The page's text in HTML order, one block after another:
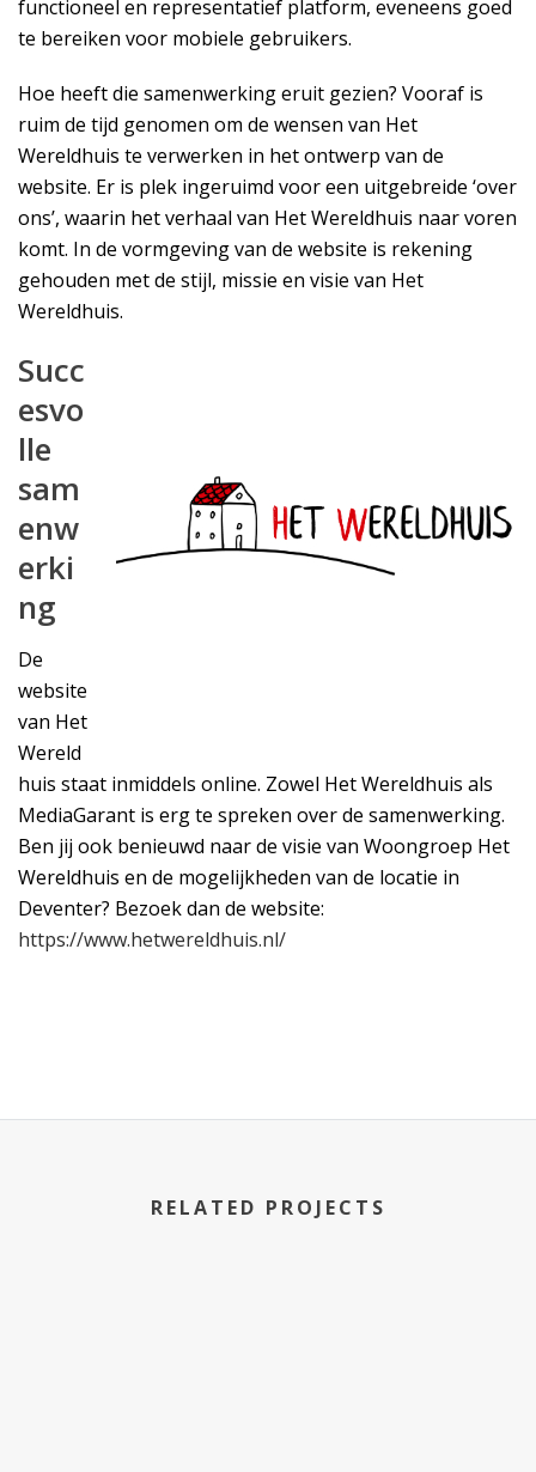
functioneel en representatief platform, eveneens goed
te bereiken voor mobiele gebruikers.
Hoe heeft die samenwerking eruit gezien? Vooraf is
ruim de tijd genomen om de wensen van Het
Wereldhuis te verwerken in het ontwerp van de
website. Er is plek ingeruimd voor een uitgebreide ‘over
ons’, waarin het verhaal van Het Wereldhuis naar voren
komt. In de vormgeving van de website is rekening
gehouden met de stijl, missie en visie van Het
Wereldhuis.
Succ
esvo
lle
sam
enw
erki
ng
De
website
van Het
Wereld
huis staat inmiddels online. Zowel Het Wereldhuis als
MediaGarant is erg te spreken over de samenwerking.
Ben jij ook benieuwd naar de visie van Woongroep Het
Wereldhuis en de mogelijkheden van de locatie in
Deventer? Bezoek dan de website:
https://www.hetwereldhuis.nl/
RELATED PROJECTS